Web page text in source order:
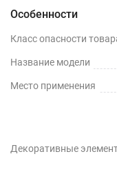
подарок маме,
использовать
применять
посуды и губки
После
Особенности
Класс опасности
Название модели
Место применения
Декоративные